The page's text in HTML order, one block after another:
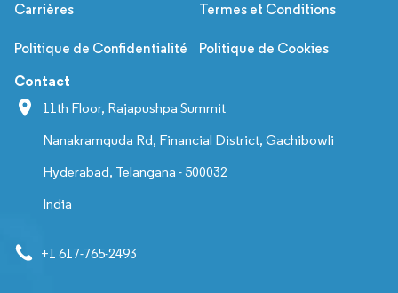
Carrières Termes et Conditions
Politique de Confidentialité Politique de Cookies
Contact
11th Floor, Rajapushpa Summit
Nanakramguda Rd, Financial District, Gachibowli
Hyderabad, Telangana - 500032
India
+1 617-765-2493